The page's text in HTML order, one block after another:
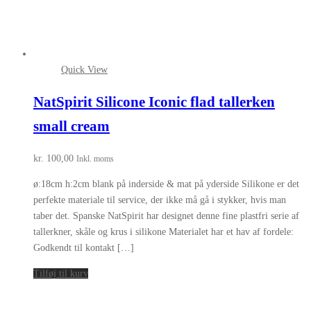
Quick View
NatSpirit Silicone Iconic flad tallerken
small cream
kr. 100,00 Inkl. moms
ø:18cm h:2cm blank på inderside & mat på yderside Silikone er det
perfekte materiale til service, der ikke må gå i stykker, hvis man
taber det. Spanske NatSpirit har designet denne fine plastfri serie af
tallerkner, skåle og krus i silikone Materialet har et hav af fordele:
Godkendt til kontakt […]
Tilføj til kurv